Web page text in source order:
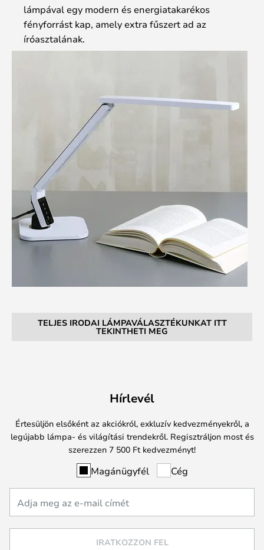
lámpával egy modern és energiatakarékos
fényforrást kap, amely extra fűszert ad az
íróasztalának.
TELJES IRODAI LÁMPAVÁLASZTÉKUNKAT ITT
TEKINTHETI MEG
Hírlevél
Értesüljön elsőként az akciókról, exkluzív kedvezményekről, a
legújabb lámpa- és világítási trendekről. Regisztráljon most és
szerezzen 7 500 Ft kedvezményt!
Magánügyfél Cég
IRATKOZZON FEL